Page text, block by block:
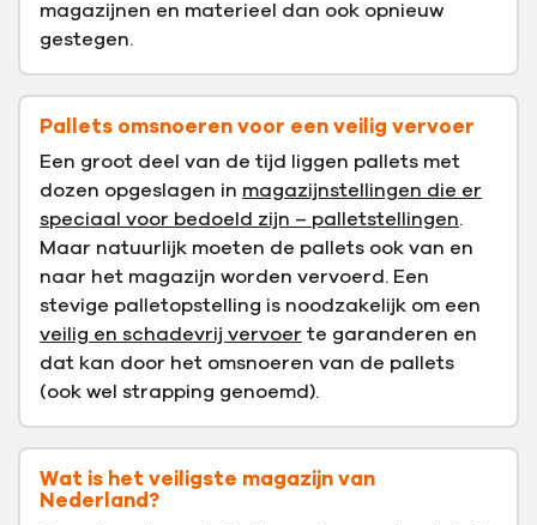
magazijnen en materieel dan ook opnieuw
gestegen.
Pallets omsnoeren voor een veilig vervoer
Een groot deel van de tijd liggen pallets met
dozen opgeslagen in magazijnstellingen die er
speciaal voor bedoeld zijn – palletstellingen.
Maar natuurlijk moeten de pallets ook van en
naar het magazijn worden vervoerd. Een
stevige palletopstelling is noodzakelijk om een
veilig en schadevrij vervoer te garanderen en
dat kan door het omsnoeren van de pallets
(ook wel strapping genoemd).
Wat is het veiligste magazijn van
Nederland?